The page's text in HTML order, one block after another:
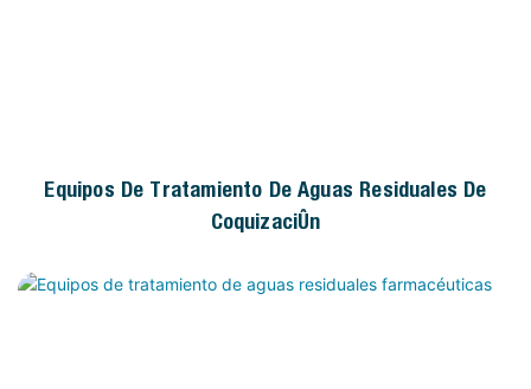
Equipos De Tratamiento De Aguas Residuales De
Coquización